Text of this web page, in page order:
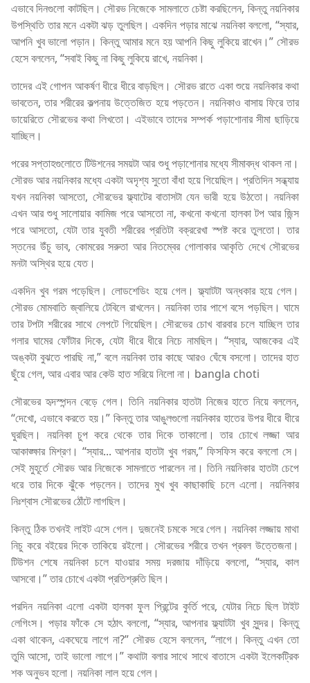
এভাবে দিনগুলো কাটছিল। সৌরভ নিজেকে সামলাতে চেষ্টা করছিলেন, কিন্তু নয়নিকার
উপস্থিতি তার মনে একটা ঝড় তুলছিল। একদিন পড়ার মাঝে নয়নিকা বললো, “স্যার,
আপনি খুব ভালো পড়ান। কিন্তু আমার মনে হয় আপনি কিছু লুকিয়ে রাখেন।” সৌরভ
হেসে বললেন, “সবাই কিছু না কিছু লুকিয়ে রাখে, নয়নিকা।
তাদের এই গোপন আকর্ষণ ধীরে ধীরে বাড়ছিল। সৌরভ রাতে একা শুয়ে নয়নিকার কথা
ভাবতেন, তার শরীরের কল্পনায় উত্তেজিত হয়ে পড়তেন। নয়নিকাও বাসায় ফিরে তার
ডায়েরিতে সৌরভের কথা লিখতো। এইভাবে তাদের সম্পর্ক পড়াশোনার সীমা ছাড়িয়ে
যাচ্ছিল।
পরের সপ্তাহগুলোতে টিউশনের সময়টা আর শুধু পড়াশোনার মধ্যে সীমাবদ্ধ থাকল না।
সৌরভ আর নয়নিকার মধ্যে একটা অদৃশ্য সুতো বাঁধা হয়ে গিয়েছিল। প্রতিদিন সন্ধ্যায়
যখন নয়নিকা আসতো, সৌরভের ফ্ল্যাটের বাতাসটা যেন ভারী হয়ে উঠতো। নয়নিকা
এখন আর শুধু সালোয়ার কামিজ পরে আসতো না, কখনো কখনো হালকা টপ আর জিন্স
পরে আসতো, যেটা তার যুবতী শরীরের প্রতিটা বক্ররেখা স্পষ্ট করে তুলতো। তার
স্তনের উঁচু ভাব, কোমরের সরুতা আর নিতম্বের গোলাকার আকৃতি দেখে সৌরভের
মনটা অস্থির হয়ে যেত।
একদিন খুব গরম পড়েছিল। লোডশেডিং হয়ে গেল। ফ্ল্যাটটা অন্ধকার হয়ে গেল।
সৌরভ মোমবাতি জ্বালিয়ে টেবিলে রাখলেন। নয়নিকা তার পাশে বসে পড়ছিল। ঘামে
তার টপটা শরীরের সাথে লেপটে গিয়েছিল। সৌরভের চোখ বারবার চলে যাচ্ছিল তার
গলার ঘামের ফোঁটার দিকে, যেটা ধীরে ধীরে নিচে নামছিল। “স্যার, আজকের এই
অঙ্কটা বুঝতে পারছি না,” বলে নয়নিকা তার কাছে আরও ঘেঁষে বসলো। তাদের হাত
ছুঁয়ে গেল, আর এবার আর কেউ হাত সরিয়ে নিলো না। bangla choti
সৌরভের হৃদস্পন্দন বেড়ে গেল। তিনি নয়নিকার হাতটা নিজের হাতে নিয়ে বললেন,
“দেখো, এভাবে করতে হয়।” কিন্তু তার আঙুলগুলো নয়নিকার হাতের উপর ধীরে ধীরে
ঘুরছিল। নয়নিকা চুপ করে থেকে তার দিকে তাকালো। তার চোখে লজ্জা আর
আকাঙ্ক্ষার মিশ্রণ। “স্যার... আপনার হাতটা খুব গরম,” ফিসফিস করে বললো সে।
সেই মুহূর্তে সৌরভ আর নিজেকে সামলাতে পারলেন না। তিনি নয়নিকার হাতটা চেপে
ধরে তার দিকে ঝুঁকে পড়লেন। তাদের মুখ খুব কাছাকাছি চলে এলো। নয়নিকার
নিঃশ্বাস সৌরভের ঠোঁটে লাগছিল।
কিন্তু ঠিক তখনই লাইট এসে গেল। দুজনেই চমকে সরে গেল। নয়নিকা লজ্জায় মাথা
নিচু করে বইয়ের দিকে তাকিয়ে রইলো। সৌরভের শরীরে তখন প্রবল উত্তেজনা।
টিউশন শেষে নয়নিকা চলে যাওয়ার সময় দরজায় দাঁড়িয়ে বললো, “স্যার, কাল
আসবো।” তার চোখে একটা প্রতিশ্রুতি ছিল।
পরদিন নয়নিকা এলো একটা হালকা ফুল প্রিন্টের কুর্তি পরে, যেটার নিচে ছিল টাইট
লেগিংস। পড়ার ফাঁকে সে হঠাৎ বললো, “স্যার, আপনার ফ্ল্যাটটা খুব সুন্দর। কিন্তু
একা থাকেন, একঘেয়ে লাগে না?” সৌরভ হেসে বললেন, “লাগে। কিন্তু এখন তো
তুমি আসো, তাই ভালো লাগে।” কথাটা বলার সাথে সাথে বাতাসে একটা ইলেকট্রিক
শক অনুভব হলো। নয়নিকা লাল হয়ে গেল।